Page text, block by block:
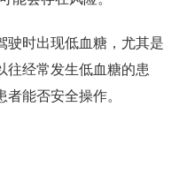
驶时出现低血糖，尤其是
往经常发生低血糖的患
能否安全操作。